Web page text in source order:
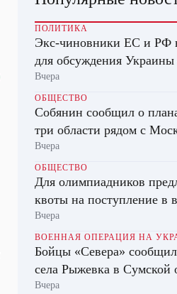
ПОЛИТИКА
Экс-чиновники ЕС и РФ
для обсуждения
Вчера
ОБЩЕСТВО
Собянин сообщил о
три области рядом с
Вчера
ОБЩЕСТВО
Для олимпиадников
квоты на поступление в
Вчера
ВОЕННАЯ ОПЕРАЦИЯ НА
Бойцы «Севера»
села Рыжевка в Сумской
Вчера